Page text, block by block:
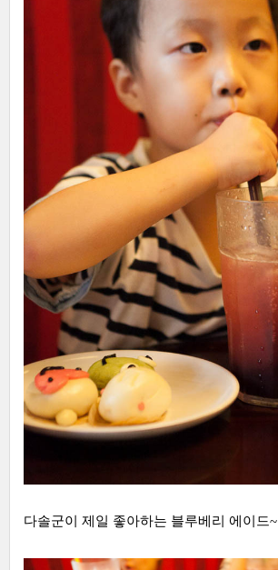
다솔군이 제일 좋아하는 블루베리 에이드~